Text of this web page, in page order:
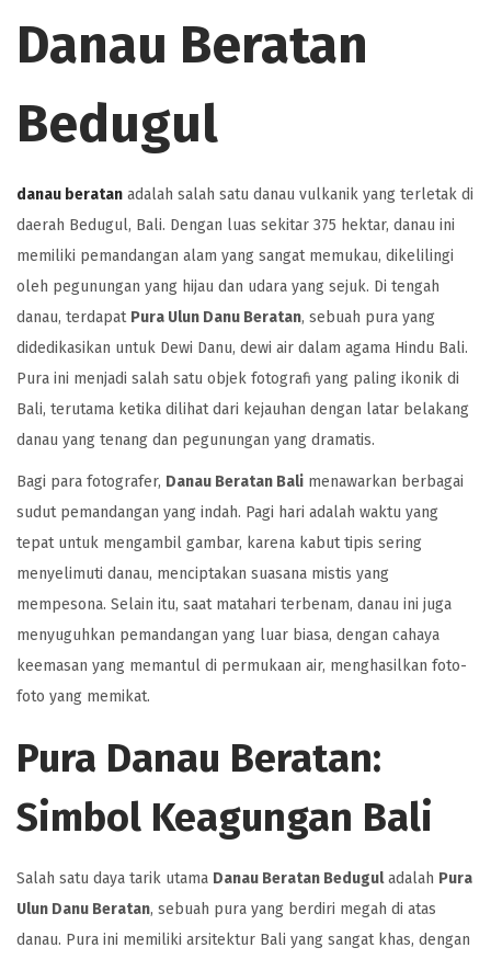
Danau Beratan
Bedugul
danau beratan adalah salah satu danau vulkanik yang terletak di
daerah Bedugul, Bali. Dengan luas sekitar 375 hektar, danau ini
memiliki pemandangan alam yang sangat memukau, dikelilingi
oleh pegunungan yang hijau dan udara yang sejuk. Di tengah
danau, terdapat Pura Ulun Danu Beratan, sebuah pura yang
didedikasikan untuk Dewi Danu, dewi air dalam agama Hindu Bali.
Pura ini menjadi salah satu objek fotografi yang paling ikonik di
Bali, terutama ketika dilihat dari kejauhan dengan latar belakang
danau yang tenang dan pegunungan yang dramatis.
Bagi para fotografer, Danau Beratan Bali menawarkan berbagai
sudut pemandangan yang indah. Pagi hari adalah waktu yang
tepat untuk mengambil gambar, karena kabut tipis sering
menyelimuti danau, menciptakan suasana mistis yang
mempesona. Selain itu, saat matahari terbenam, danau ini juga
menyuguhkan pemandangan yang luar biasa, dengan cahaya
keemasan yang memantul di permukaan air, menghasilkan foto-
foto yang memikat.
Pura Danau Beratan:
Simbol Keagungan Bali
Salah satu daya tarik utama Danau Beratan Beduguladalah Pura
Ulun Danu Beratan, sebuah pura yang berdiri megah di atas
danau. Pura ini memiliki arsitektur Bali yang sangat khas, dengan